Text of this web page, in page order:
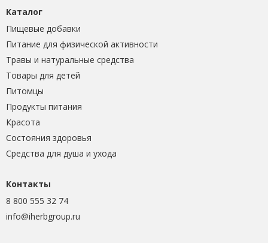
Каталог
Пищевые добавки
Питание для физической активности
Травы и натуральные средства
Товары для детей
Питомцы
Продукты питания
Красота
Состояния здоровья
Средства для душа и ухода
Контакты
8 800 555 32 74
info@iherbgroup.ru